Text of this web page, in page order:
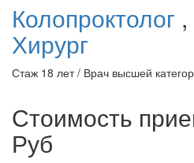
Колопроктолог ,
Хирург
Стаж 18 лет / Врач высшей
Стоимость
Руб